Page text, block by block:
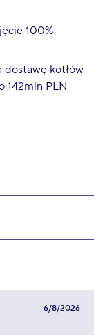
100%
dostawę kotłów
142mln PLN
6/8/2026